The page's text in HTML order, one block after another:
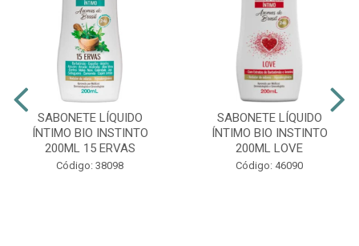
SABONETE LÍQUIDO
ÍNTIMO BIO INSTINTO
200ML 15 ERVAS
Código: 38098
SABONETE LÍQUIDO
ÍNTIMO BIO INSTINTO
200ML LOVE
Código: 46090